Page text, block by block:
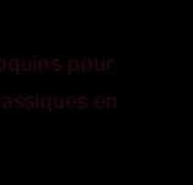
pour
en